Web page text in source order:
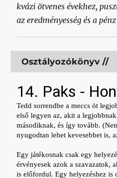
kvázi ötvenes évekhez,
az eredményesség és a
Osztályozókönyv //